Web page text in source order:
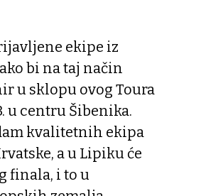
ekipe iz
bi na taj način
u sklopu ovog Toura
u centru Šibenika.
kvalitetnih ekipa
a u Lipiku će
finala, i to u